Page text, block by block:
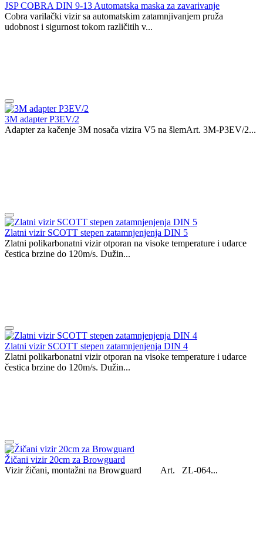
JSP COBRA DIN 9-13 Automatska maska za zavarivanje
Cobra varilački vizir sa automatskim zatamnjivanjem pruža
udobnost i sigurnost tokom različitih v...
3M adapter P3EV/2
Adapter za kačenje 3M nosača vizira V5 na šlemArt. 3M-P3EV/2...
Zlatni vizir SCOTT stepen zatamnjenjenja DIN 5
Zlatni polikarbonatni vizir otporan na visoke temperature i udarce
čestica brzine do 120m/s. Dužin...
Zlatni vizir SCOTT stepen zatamnjenjenja DIN 4
Zlatni polikarbonatni vizir otporan na visoke temperature i udarce
čestica brzine do 120m/s. Dužin...
Žičani vizir 20cm za Browguard
Vizir žičani, montažni na Browguard Art. ZL-064...